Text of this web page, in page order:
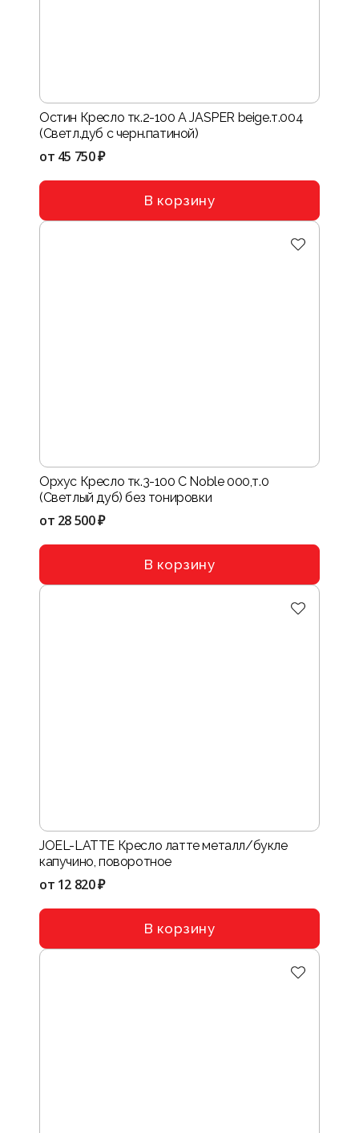
Остин Кресло тк.2-100 A JASPER beige.т.004
(Светл.дуб с черн.патиной)
от 45 750 ₽
В корзину
Орхус Кресло тк.3-100 C Noble 000,т.0
(Светлый дуб) без тонировки
от 28 500 ₽
В корзину
JOEL-LATTE Кресло латте металл/букле
капучино, поворотное
от 12 820 ₽
В корзину